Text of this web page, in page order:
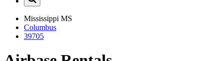
Mississippi MS
Columbus
39705